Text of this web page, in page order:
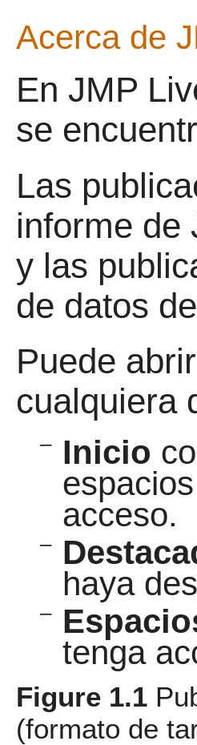
Acerca de
En JMP
se
Las
informe de
y las
de datos
Puede
cualquiera
– Inicio
acceso.
–
haya
–
tenga
Figure 1.1
(formato de